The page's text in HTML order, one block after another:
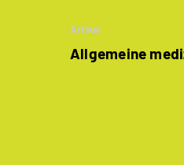
Artikel
Allgemeine